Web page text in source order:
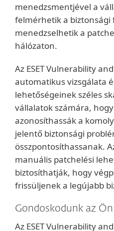
menedzsmentjével a
felmérhetik a biztonsági
menedzselhetik a
hálózaton.
Az ESET Vulnerability
automatikus vizsgálata
lehetőségeinek széles
vállalatok számára,
azonosíthassák a
jelentő biztonsági
összpontosíthassanak.
manuális patchelési
biztosíthatják, hogy
frissüljenek a legújabb
Gondoskodunk az
Az ESET Vulnerability